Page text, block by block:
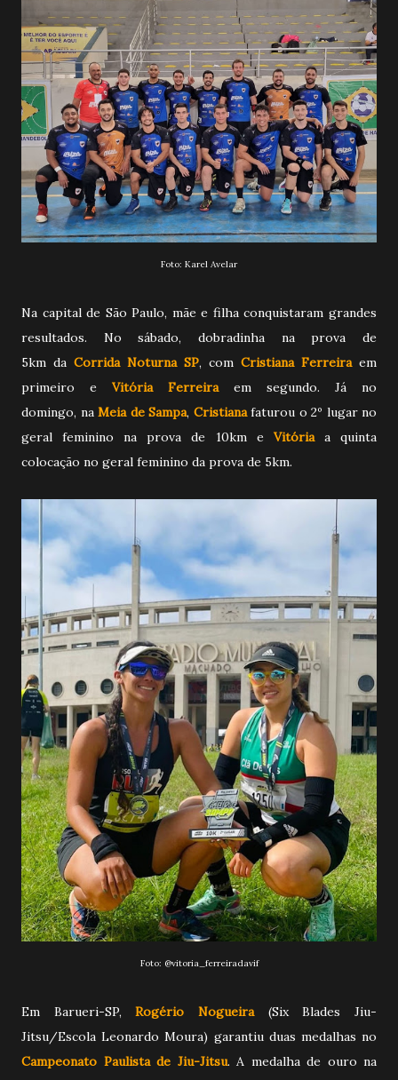
Foto: Karel Avelar
Na capital de São Paulo, mãe e filha conquistaram grandes
resultados. No sábado, dobradinha na prova de
5km da Corrida Noturna SP, com Cristiana Ferreira em
primeiro e Vitória Ferreira em segundo. Já no
domingo, na Meia de Sampa, Cristianafaturou o 2º lugar no
geral feminino naprova de 10kme Vitória aquinta
colocação no geral feminino da prova de 5km.
Foto: @vitoria_ferreiradavif
Em Barueri-SP,Rogério Nogueira(Six Blades Jiu-
Jitsu/Escola Leonardo Moura) garantiu duas medalhas no
Campeonato Paulista de Jiu-Jitsu. A medalha de ouro na